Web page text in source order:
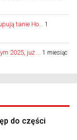
tanie Ho...
1
2025, już ...
1 miesiąc
do części